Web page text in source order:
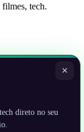
tech.
×
direto no seu